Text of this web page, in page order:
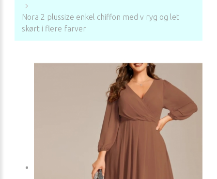
Nora 2 plussize enkel chiffon med v ryg og let
skørt i flere farver